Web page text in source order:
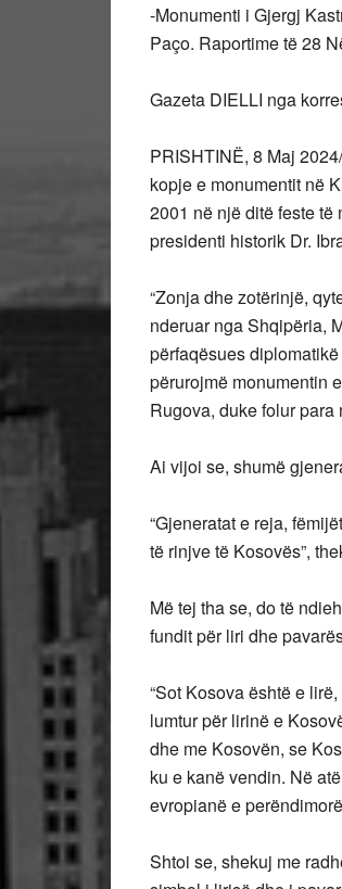
-Monumenti i Gjergj
Paço. Raportime të 28
Gazeta DIELLI nga
PRISHTINË, 8 Maj
kopje e monumentit në
2001 në një ditë feste
presidenti historik Dr.
“Zonja dhe zotërinjë,
nderuar nga Shqipëria,
përfaqësues
përurojmë monumentin
Rugova, duke folur
Ai vijoi se, shumë
“Gjeneratat e reja,
të rinjve të Kosovës”,
Më tej tha se, do të
fundit për liri dhe
“Sot Kosova është e
lumtur për lirinë e
dhe me Kosovën, se
ku e kanë vendin. Në
evropianë e
Shtoi se, shekuj me